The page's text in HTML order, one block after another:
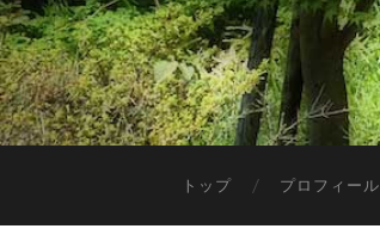
トップ プロフィール